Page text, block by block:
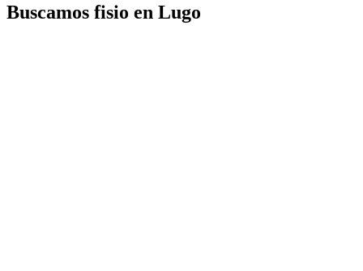
Buscamos fisio en Lugo